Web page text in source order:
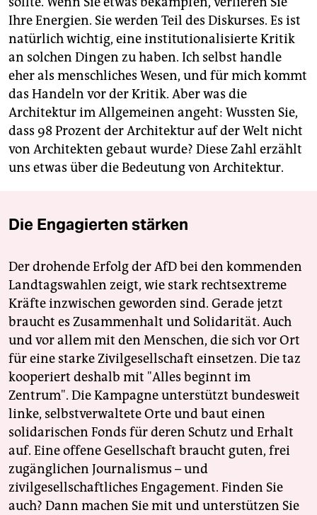
Ihre Energien. Sie werden Teil des Diskurses. Es ist
natürlich wichtig, eine institutionalisierte Kritik
an solchen Dingen zu haben. Ich selbst handle
eher als menschliches Wesen, und für mich kommt
das Handeln vor der Kritik. Aber was die
Architektur im Allgemeinen angeht: Wussten Sie,
dass 98 Prozent der Architektur auf der Welt nicht
von Architekten gebaut wurde? Diese Zahl erzählt
uns etwas über die Bedeutung von Architektur.
Die Engagierten stärken
Der drohende Erfolg der AfD bei den kommenden
Landtagswahlen zeigt, wie stark rechtsextreme
Kräfte inzwischen geworden sind. Gerade jetzt
braucht es Zusammenhalt und Solidarität. Auch
und vor allem mit den Menschen, die sich vor Ort
für eine starke Zivilgesellschaft einsetzen. Die taz
kooperiert deshalb mit "Alles beginnt im
Zentrum". Die Kampagne unterstützt bundesweit
linke, selbstverwaltete Orte und baut einen
solidarischen Fonds für deren Schutz und Erhalt
auf. Eine offene Gesellschaft braucht guten, frei
zugänglichen Journalismus – und
zivilgesellschaftliches Engagement. Finden Sie
auch? Dann machen Sie mit und unterstützen Sie